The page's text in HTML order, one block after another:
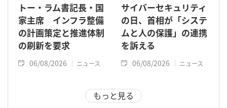
トー・ラム書記長・国
家主席 インフラ整備
の計画策定と推進体制
の刷新を要求
06/08/2026 ニュース
サイバーセキュリティ
の日、首相が「システ
ムと人の保護」の連携
を訴える
06/08/2026 ニュース
もっと見る